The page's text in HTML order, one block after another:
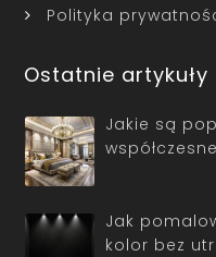
Polityka
Ostatnie artykuły
Jakie są
Jak
kolor bez